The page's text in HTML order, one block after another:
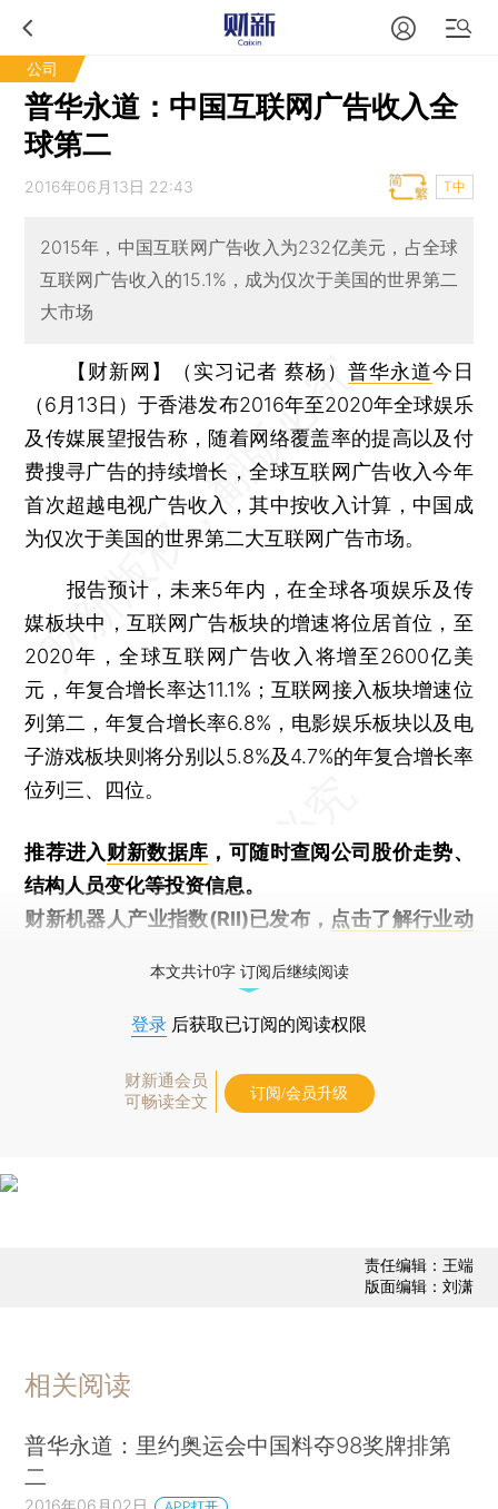
公司
普华永道：中国互联网广告收入全
球第二
2016年06月13日 22:43 T中
2015年，中国互联网广告收入为232亿美元，占全球
互联网广告收入的15.1%，成为仅次于美国的世界第二
大市场
【财新网】（实习记者 蔡杨） 普华永道今日
（6月13日）于香港发布2016年至2020年全球娱乐
及传媒展望报告称，随着网络覆盖率的提高以及付
费搜寻广告的持续增长，全球互联网广告收入今年
首次超越电视广告收入，其中按收入计算，中国成
为仅次于美国的世界第二大互联网广告市场。
报告预计，未来5年内，在全球各项娱乐及传
媒板块中，互联网广告板块的增速将位居首位，至
2020年，全球互联网广告收入将增至2600亿美
元，年复合增长率达11.1%；互联网接入板块增速位
列第二，年复合增长率6.8%，电影娱乐板块以及电
子游戏板块则将分别以5.8%及4.7%的年复合增长率
位列三、四位。
推荐进入财新数据库 ，可随时查阅公司股价走势、
结构人员变化等投资信息。
财新机器人产业指数(RII)已发布， 点击了解行业动
本文共计0字 订阅后继续阅读
登录 后获取已订阅的阅读权限
财新通会员
可畅读全文
订阅/会员升级
责任编辑：王端
版面编辑：刘潇
相关阅读
普华永道：里约奥运会中国料夺98奖牌排第
二
2016年06月02日